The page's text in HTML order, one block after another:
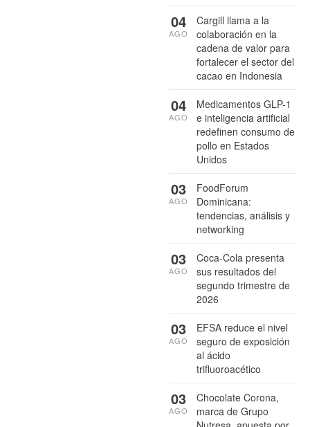
Cargill llama a la
colaboración en la
cadena de valor para
fortalecer el sector del
cacao en Indonesia
04
AGO
Medicamentos GLP-1
e inteligencia artificial
redefinen consumo de
pollo en Estados
Unidos
04
AGO
FoodForum
Dominicana:
tendencias, análisis y
networking
03
AGO
Coca-Cola presenta
sus resultados del
segundo trimestre de
2026
03
AGO
EFSA reduce el nivel
seguro de exposición
al ácido
trifluoroacético
03
AGO
Chocolate Corona,
marca de Grupo
03
AGO